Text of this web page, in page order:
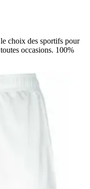
choix des sportifs pour
occasions. 100%